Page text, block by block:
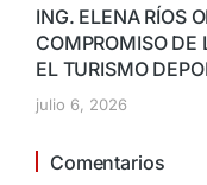
ING. ELENA RÍOS
COMPROMISO
EL TURISMO
julio 6, 2026
Comentarios